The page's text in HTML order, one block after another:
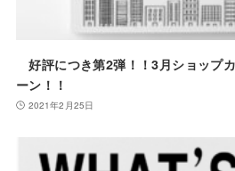
好評につき第2弾！！3月ショップ
ーン！！
2021年2月25日